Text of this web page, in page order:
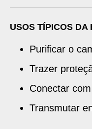
USOS TÍPICOS DA
Purificar o
Trazer
Conectar
Transmutar